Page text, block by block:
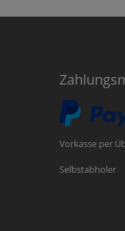
Vorkasse per
Selbstabholer